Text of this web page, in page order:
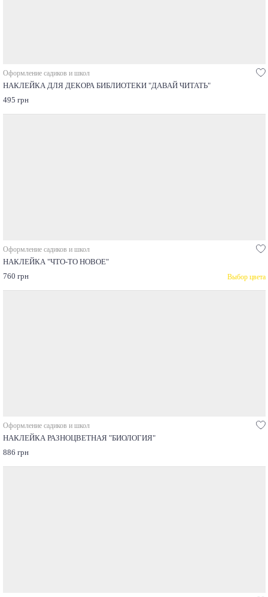
Оформление садиков и школ
НАКЛЕЙКА ДЛЯ ДЕКОРА БИБЛИОТЕКИ "ДАВАЙ ЧИТАТЬ"
495 грн
Оформление садиков и школ
НАКЛЕЙКА "ЧТО-ТО НОВОЕ"
760 грн
Выбор цвета
Оформление садиков и школ
НАКЛЕЙКА РАЗНОЦВЕТНАЯ "БИОЛОГИЯ"
886 грн